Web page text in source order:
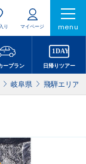
り マイページ menu
ープラン 日帰りツアー
岐阜県 飛騨エリア